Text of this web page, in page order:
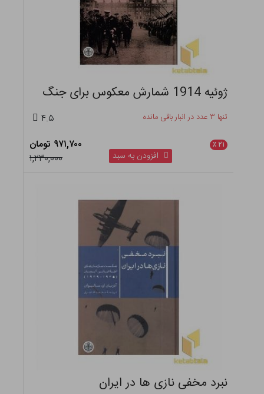
ژوئیه 1914 شمارش معکوس برای جنگ
تنها ۳ عدد در انبار باقی مانده ۴.۵
۲۱ ٪
۹۷۱,۷۰۰ تومان
۱,۲۳۰,۰۰۰
افزودن به سبد
نبرد مخفی نازی ها در ایران